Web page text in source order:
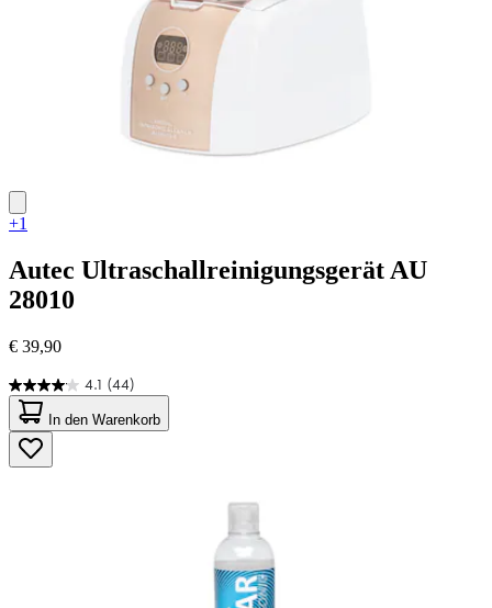
+1
Autec Ultraschallreinigungsgerät AU
28010
€ 39,90
4.1 (44)
4.1
von
5
Sternen.
44
In den Warenkorb